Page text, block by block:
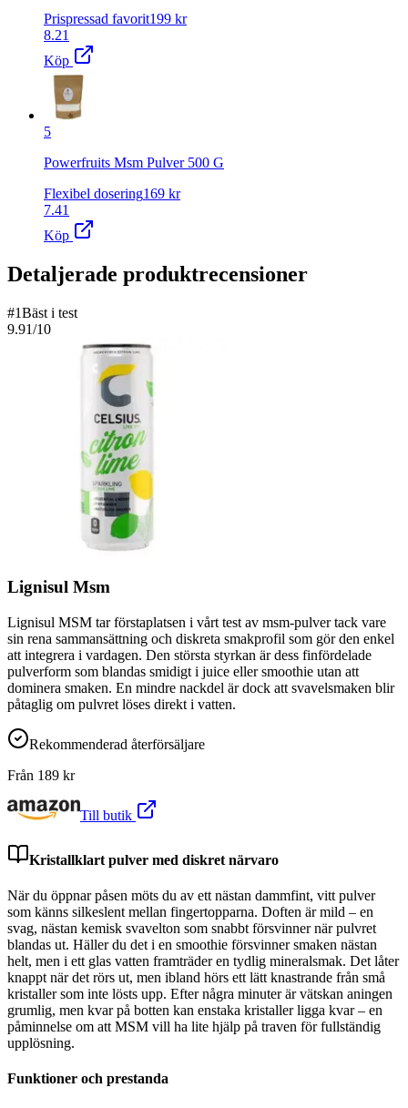
Prispressad favorit199 kr
8.21
Köp
5
Powerfruits Msm Pulver 500 G
Flexibel dosering169 kr
7.41
Köp
Detaljerade produktrecensioner
#1Bäst i test
9.91/10
Lignisul Msm
Lignisul MSM tar förstaplatsen i vårt test av msm-pulver tack vare
sin rena sammansättning och diskreta smakprofil som gör den enkel
att integrera i vardagen. Den största styrkan är dess finfördelade
pulverform som blandas smidigt i juice eller smoothie utan att
dominera smaken. En mindre nackdel är dock att svavelsmaken blir
påtaglig om pulvret löses direkt i vatten.
Rekommenderad återförsäljare
Från 189 kr
Till butik
Kristallklart pulver med diskret närvaro
När du öppnar påsen möts du av ett nästan dammfint, vitt pulver
som känns silkeslent mellan fingertopparna. Doften är mild – en
svag, nästan kemisk svavelton som snabbt försvinner när pulvret
blandas ut. Häller du det i en smoothie försvinner smaken nästan
helt, men i ett glas vatten framträder en tydlig mineralsmak. Det låter
knappt när det rörs ut, men ibland hörs ett lätt knastrande från små
kristaller som inte lösts upp. Efter några minuter är vätskan aningen
grumlig, men kvar på botten kan enstaka kristaller ligga kvar – en
påminnelse om att MSM vill ha lite hjälp på traven för fullständig
upplösning.
Funktioner och prestanda